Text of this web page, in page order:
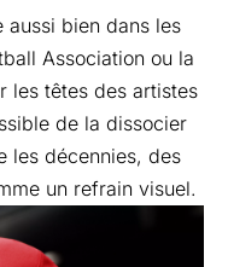
aussi bien dans les
Association ou la
les têtes des artistes
de la dissocier
les décennies, des
un refrain visuel.